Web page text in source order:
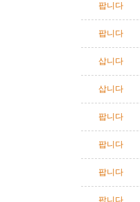
팝니다
팝니다
삽니다
삽니다
팝니다
팝니다
팝니다
팝니다